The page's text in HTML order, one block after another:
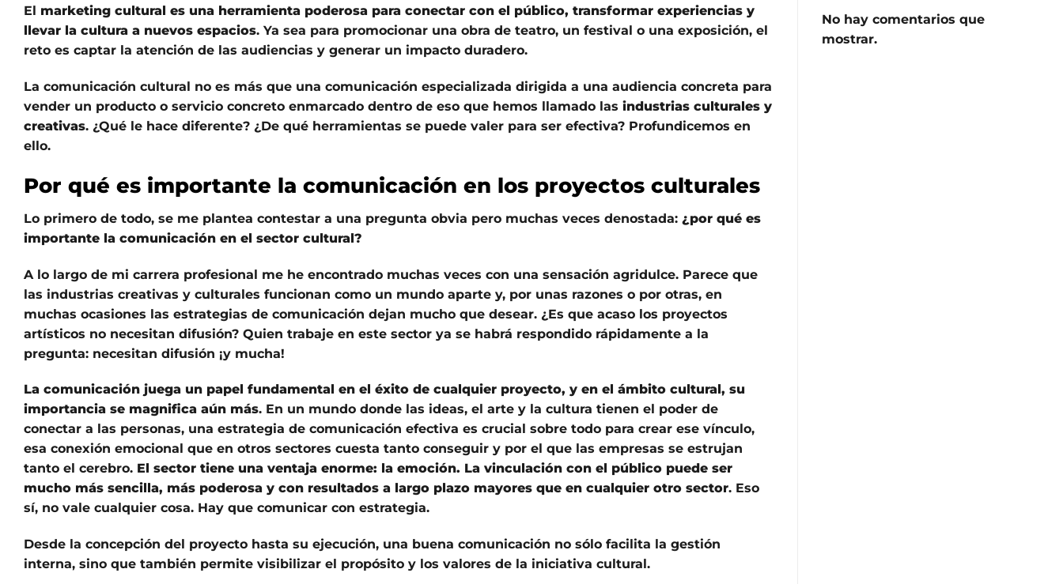
El marketing cultural es una herramienta poderosa para conectar con el público, transformar experiencias y
llevar la cultura a nuevos espacios. Ya sea para promocionar una obra de teatro, un festival o una exposición, el
reto es captar la atención de las audiencias y generar un impacto duradero.
La comunicación cultural no es más que una comunicación especializada dirigida a una audiencia concreta para
vender un producto o servicio concreto enmarcado dentro de eso que hemos llamado las industrias culturales y
creativas. ¿Qué le hace diferente? ¿De qué herramientas se puede valer para ser efectiva? Profundicemos en
ello.
Por qué es importante la comunicación en los proyectos culturales
Lo primero de todo, se me plantea contestar a una pregunta obvia pero muchas veces denostada: ¿por qué es
importante la comunicación en el sector cultural?
A lo largo de mi carrera profesional me he encontrado muchas veces con una sensación agridulce. Parece que
las industrias creativas y culturales funcionan como un mundo aparte y, por unas razones o por otras, en
muchas ocasiones las estrategias de comunicación dejan mucho que desear. ¿Es que acaso los proyectos
artísticos no necesitan difusión? Quien trabaje en este sector ya se habrá respondido rápidamente a la
pregunta: necesitan difusión ¡y mucha!
La comunicación juega un papel fundamental en el éxito de cualquier proyecto, y en el ámbito cultural, su
importancia se magnifica aún más. En un mundo donde las ideas, el arte y la cultura tienen el poder de
conectar a las personas, una estrategia de comunicación efectiva es crucial sobre todo para crear ese vínculo,
esa conexión emocional que en otros sectores cuesta tanto conseguir y por el que las empresas se estrujan
tanto el cerebro. El sector tiene una ventaja enorme: la emoción. La vinculación con el público puede ser
mucho más sencilla, más poderosa y con resultados a largo plazo mayores que en cualquier otro sector. Eso
sí, no vale cualquier cosa. Hay que comunicar con estrategia.
Desde la concepción del proyecto hasta su ejecución, una buena comunicación no sólo facilita la gestión
interna, sino que también permite visibilizar el propósito y los valores de la iniciativa cultural.
No hay comentarios que
mostrar.